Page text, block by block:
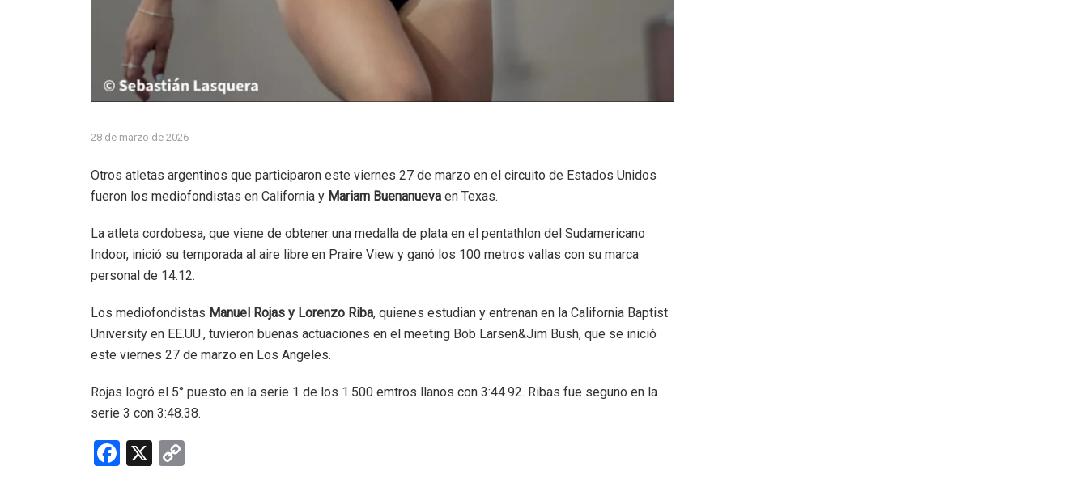
28 de marzo de 2026
Otros atletas argentinos que participaron este viernes 27 de marzo en el circuito de Estados Unidos
fueron los mediofondistas en California y Mariam Buenanueva en Texas.
La atleta cordobesa, que viene de obtener una medalla de plata en el pentathlon del Sudamericano
Indoor, inició su temporada al aire libre en Praire View y ganó los 100 metros vallas con su marca
personal de 14.12.
Los mediofondistas Manuel Rojas y Lorenzo Riba, quienes estudian y entrenan en la California Baptist
University en EE.UU., tuvieron buenas actuaciones en el meeting Bob Larsen&Jim Bush, que se inició
este viernes 27 de marzo en Los Angeles.
Rojas logró el 5° puesto en la serie 1 de los 1.500 emtros llanos con 3:44.92. Ribas fue seguno en la
serie 3 con 3:48.38.
F
X